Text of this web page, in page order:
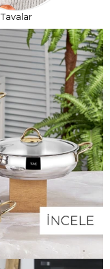
Tavalar